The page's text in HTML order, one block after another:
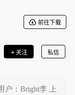
前往下载
关注 私信
户：Bright李 上